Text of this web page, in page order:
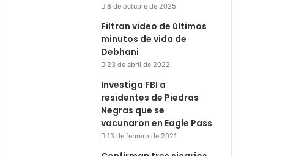
8 de octubre de 2025
Filtran video de últimos
minutos de vida de
Debhani
23 de abril de 2022
Investiga FBI a
residentes de Piedras
Negras que se
vacunaron en Eagle Pass
13 de febrero de 2021